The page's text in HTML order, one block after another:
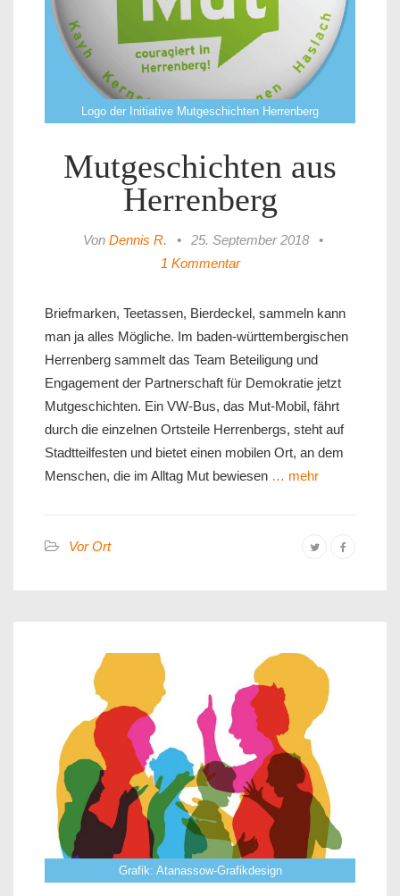
Logo der Initiative Mutgeschichten Herrenberg
Mutgeschichten aus
Herrenberg
Von Dennis R. • 25. September 2018
•
1 Kommentar
Briefmarken, Teetassen, Bierdeckel, sammeln kann
man ja alles Mögliche. Im baden-württembergischen
Herrenberg sammelt das Team Beteiligung und
Engagement der Partnerschaft für Demokratie jetzt
Mutgeschichten. Ein VW-Bus, das Mut-Mobil, fährt
durch die einzelnen Ortsteile Herrenbergs, steht auf
Stadtteilfesten und bietet einen mobilen Ort, an dem
Menschen, die im Alltag Mut bewiesen … mehr
Vor Ort
Grafik: Atanassow-Grafikdesign